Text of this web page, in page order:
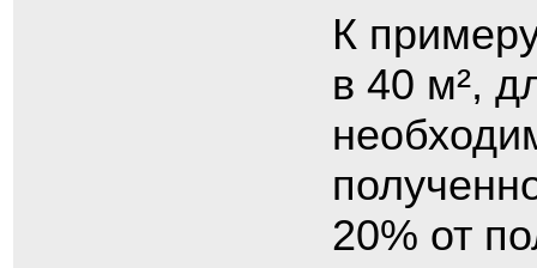
К
в 40 м²,
20% от